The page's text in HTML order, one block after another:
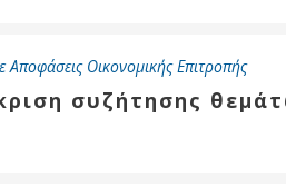
Αποφάσεις Οικονομικής Επιτροπής
συζήτησης